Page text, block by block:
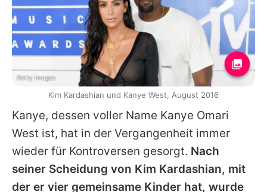
Kanye, dessen voller Name Kanye Omari
West ist, hat in der Vergangenheit immer
wieder für Kontroversen gesorgt. Nach
seiner Scheidung von Kim Kardashian, mit
der er vier gemeinsame Kinder hat, wurde
Getty Images
Kim Kardashian und Kanye West, August 2016